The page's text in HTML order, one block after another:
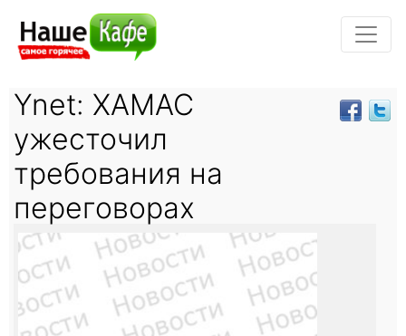
Ynet: ХАМАС
ужесточил
требования на
переговорах